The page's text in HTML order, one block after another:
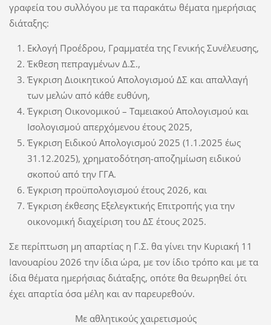
γραφεία του συλλόγου με τα παρακάτω θέματα ημερήσιας
διάταξης:
Εκλογή Προέδρου, Γραμματέα της Γενικής Συνέλευσης,
Έκθεση πεπραγμένων Δ.Σ.,
Έγκριση Διοικητικού Απολογισμού ΔΣ και απαλλαγή
των μελών από κάθε ευθύνη,
Έγκριση Οικονομικού – Ταμειακού Απολογισμού και
Ισολογισμού απερχόμενου έτους 2025,
Έγκριση Ειδικού Απολογισμού 2025 (1.1.2025 έως
31.12.2025), χρηματοδότηση-αποζημίωση ειδικού
σκοπού από την ΓΓΑ.
Έγκριση προϋπολογισμού έτους 2026, και
Έγκριση έκθεσης Εξελεγκτικής Επιτροπής για την
οικονομική διαχείριση του ΔΣ έτους 2025.
Σε περίπτωση μη απαρτίας η Γ.Σ. θα γίνει την Κυριακή 11
Ιανουαρίου 2026 την ίδια ώρα, με τον ίδιο τρόπο και με τα
ίδια θέματα ημερήσιας διάταξης, οπότε θα θεωρηθεί ότι
έχει απαρτία όσα μέλη και αν παρευρεθούν.
Με αθλητικούς χαιρετισμούς